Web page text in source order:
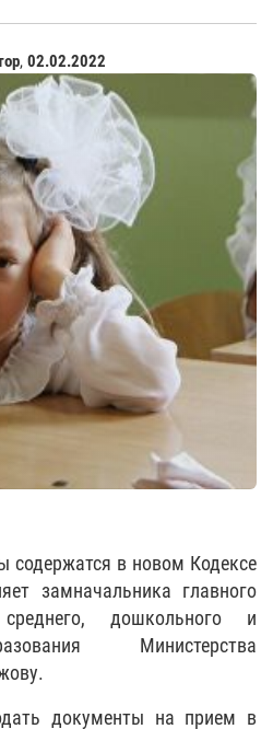
, 02.02.2022
содержатся в новом Кодексе
замначальника главного
дошкольного и
Министерства
документы на прием в